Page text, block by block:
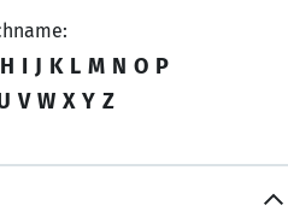
H I J K L M N O P
V W X Y Z